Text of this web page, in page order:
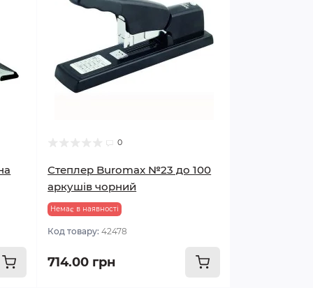
0
Степлер Buromax №23 до 100
аркушів чорний
Немає в наявності
Код товару:42478
714.00 грн